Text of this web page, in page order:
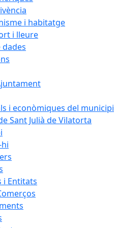
i habitatge
i lleure
i econòmiques del municipi
Sant Julià de Vilatorta
i Entitats